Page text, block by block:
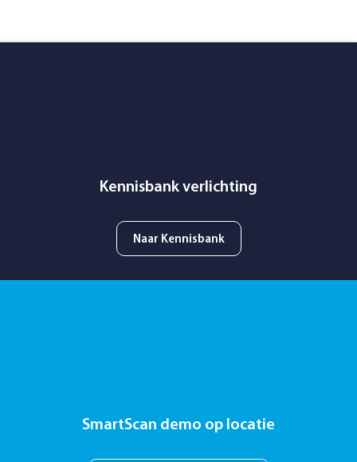
Kennisbank verlichting
Naar Kennisbank
SmartScan demo op locatie